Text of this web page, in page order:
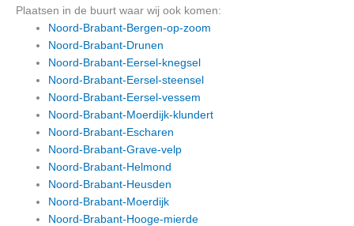
Plaatsen in de buurt waar wij ook komen:
Noord-Brabant-Bergen-op-zoom
Noord-Brabant-Drunen
Noord-Brabant-Eersel-knegsel
Noord-Brabant-Eersel-steensel
Noord-Brabant-Eersel-vessem
Noord-Brabant-Moerdijk-klundert
Noord-Brabant-Escharen
Noord-Brabant-Grave-velp
Noord-Brabant-Helmond
Noord-Brabant-Heusden
Noord-Brabant-Moerdijk
Noord-Brabant-Hooge-mierde